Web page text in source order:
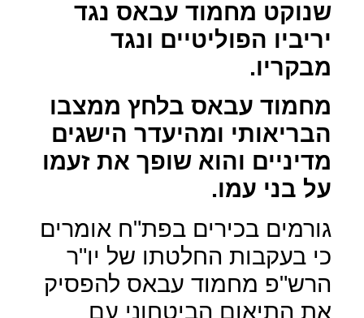
שנוקט מחמוד עבאס נגד
יריביו הפוליטיים ונגד
מבקריו.
מחמוד עבאס בלחץ ממצבו
הבריאותי ומהיעדר הישגים
מדיניים והוא שופך את זעמו
על בני עמו.
גורמים בכירים בפת"ח אומרים
כי בעקבות החלטתו של יו"ר
הרש"פ מחמוד עבאס להפסיק
את התיאום הביטחוני עם